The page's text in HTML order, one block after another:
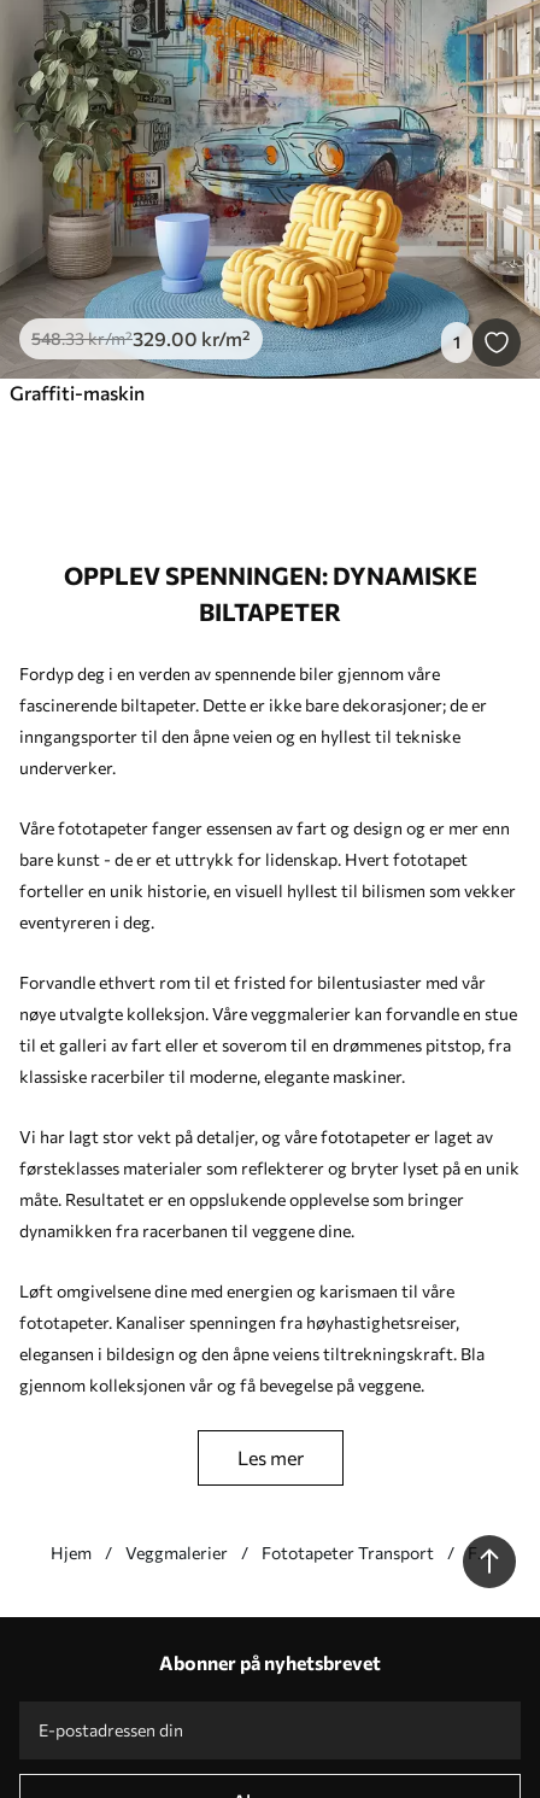
548.33kr/m²329.00 kr/m² 1
Graffiti-maskin
OPPLEV SPENNINGEN: DYNAMISKE
BILTAPETER
Fordyp deg i en verden av spennende biler gjennom våre
fascinerende biltapeter. Dette er ikke bare dekorasjoner; de er
inngangsporter til den åpne veien og en hyllest til tekniske
underverker.
Våre fototapeter fanger essensen av fart og design og er mer enn
bare kunst - de er et uttrykk for lidenskap. Hvert fototapet
forteller en unik historie, en visuell hyllest til bilismen som vekker
eventyreren i deg.
Forvandle ethvert rom til et fristed for bilentusiaster med vår
nøye utvalgte kolleksjon. Våre veggmalerier kan forvandle en stue
til et galleri av fart eller et soverom til en drømmenes pitstop, fra
klassiske racerbiler til moderne, elegante maskiner.
Vi har lagt stor vekt på detaljer, og våre fototapeter er laget av
førsteklasses materialer som reflekterer og bryter lyset på en unik
måte. Resultatet er en oppslukende opplevelse som bringer
dynamikken fra racerbanen til veggene dine.
Løft omgivelsene dine med energien og karismaen til våre
fototapeter. Kanaliser spenningen fra høyhastighetsreiser,
elegansen i bildesign og den åpne veiens tiltrekningskraft. Bla
gjennom kolleksjonen vår og få bevegelse på veggene.
les mer
Hjem Veggmalerier Fototapeter Transport
Bil
Produksjon i henhold til individuelle størrelser
Kampanjekoder med rabatter for å bestille!
Abonner på nyhetsbrevet